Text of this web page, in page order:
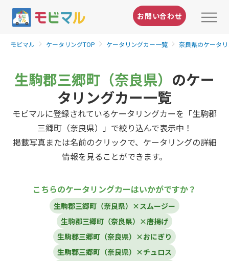
お問い合わせ
モビマル ケータリングTOP ケータリングカー一覧 奈良県のケータ
生駒郡三郷町（奈良県） のケー
タリングカー一覧
モビマルに登録されているケータリングカーを「生駒郡
三郷町（奈良県）」で絞り込んで表示中！
掲載写真または名前のクリックで、ケータリングの詳細
情報を見ることができます。
こちらのケータリングカーはいかがですか？
生駒郡三郷町（奈良県）×スムージー
生駒郡三郷町（奈良県）×唐揚げ
生駒郡三郷町（奈良県）×おにぎり
生駒郡三郷町（奈良県）×チュロス